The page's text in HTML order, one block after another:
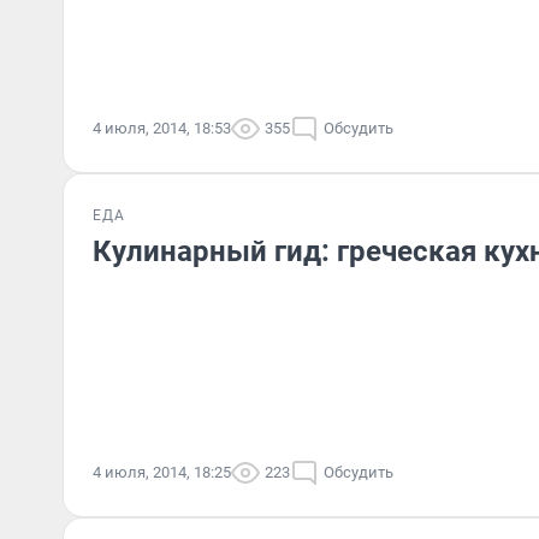
4 июля, 2014, 18:53 355 Обсудить
ЕДА
Кулинарный гид: греческая
4 июля, 2014, 18:25 223 Обсудить